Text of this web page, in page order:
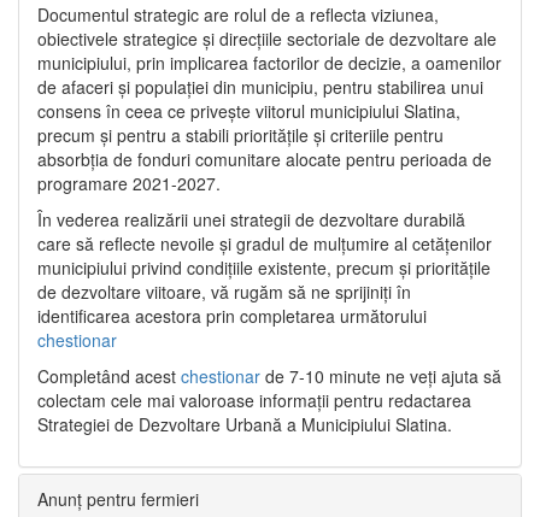
Documentul strategic are rolul de a reflecta viziunea,
obiectivele strategice și direcțiile sectoriale de dezvoltare ale
municipiului, prin implicarea factorilor de decizie, a oamenilor
de afaceri și populației din municipiu, pentru stabilirea unui
consens în ceea ce privește viitorul municipiului Slatina,
precum și pentru a stabili prioritățile și criteriile pentru
absorbția de fonduri comunitare alocate pentru perioada de
programare 2021-2027.
În vederea realizării unei strategii de dezvoltare durabilă
care să reflecte nevoile și gradul de mulțumire al cetățenilor
municipiului privind condițiile existente, precum și prioritățile
de dezvoltare viitoare, vă rugăm să ne sprijiniți în
identificarea acestora prin completarea următorului
chestionar
Completând acest chestionar de 7-10 minute ne veți ajuta să
colectam cele mai valoroase informații pentru redactarea
Strategiei de Dezvoltare Urbană a Municipiului Slatina.
Anunț pentru fermieri